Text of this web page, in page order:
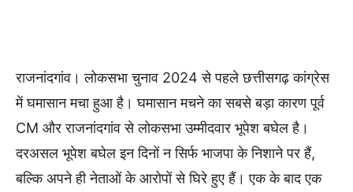
राजनांदगांव। लोकसभा चुनाव 2024 से पहले छत्तीसगढ़ कांग्रेस
में घमासान मचा हुआ है। घमासान मचने का सबसे बड़ा कारण पूर्व
CM और राजनांदगांव से लोकसभा उम्मीदवार भूपेश बघेल है।
दरअसल भूपेश बघेल इन दिनों न सिर्फ भाजपा के निशाने पर हैं,
बल्कि अपने ही नेताओं के आरोपों से घिरे हुए हैं। एक के बाद एक